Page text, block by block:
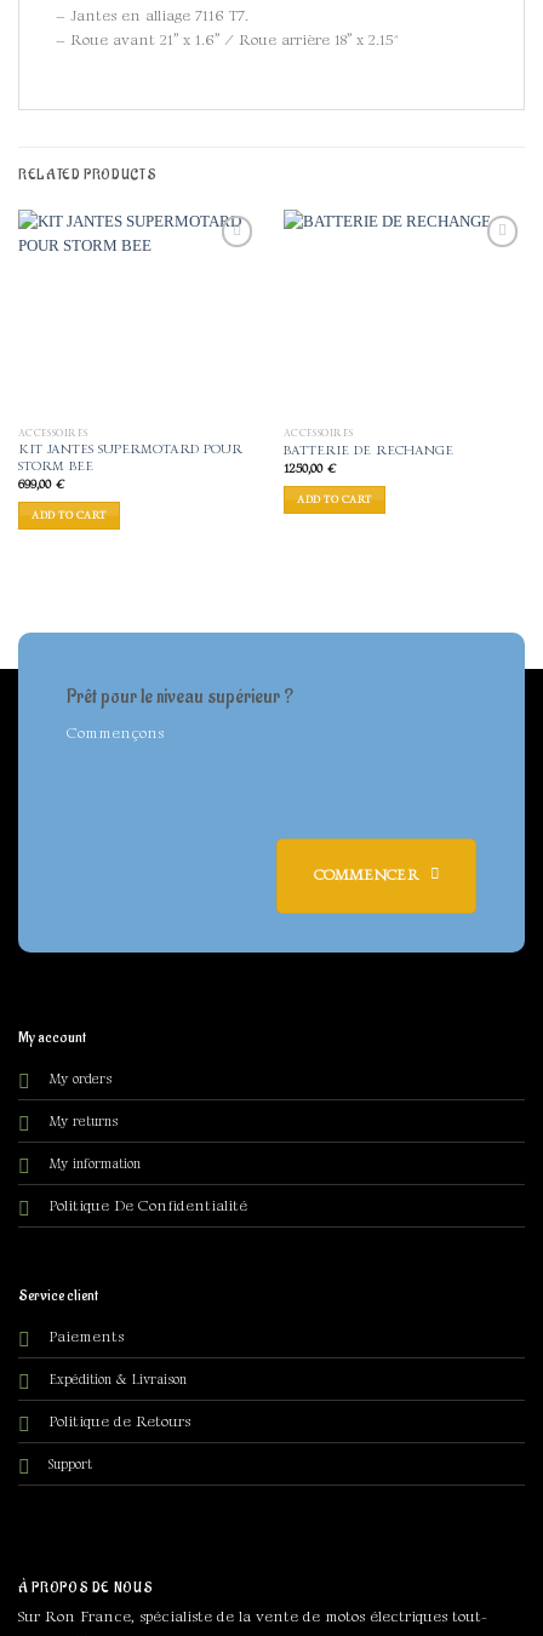
– Jantes en alliage 7116 T7.
– Roue avant 21’’ x 1.6’’ / Roue arrière 18’’ x 2.15″
RELATED PRODUCTS
ACCESSOIRES
KIT JANTES SUPERMOTARD POUR
STORM BEE
699,00 €
ADD TO CART
ACCESSOIRES
BATTERIE DE RECHANGE
1250,00 €
ADD TO CART
Prêt pour le niveau supérieur ?
Commençons
COMMENCER
My account
My orders
My returns
My information
Politique De Confidentialité
Service client
Paiements
Expédition & Livraison
Politique de Retours
Support
À PROPOS DE NOUS
Sur Ron France, spécialiste de la vente de motos électriques tout-